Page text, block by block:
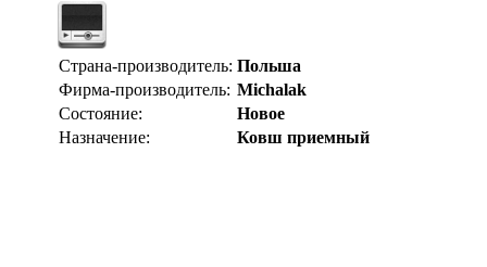
Страна-производитель: Польша
Фирма-производитель: Michalak
Состояние:
Новое
Назначение:
Ковш приемный